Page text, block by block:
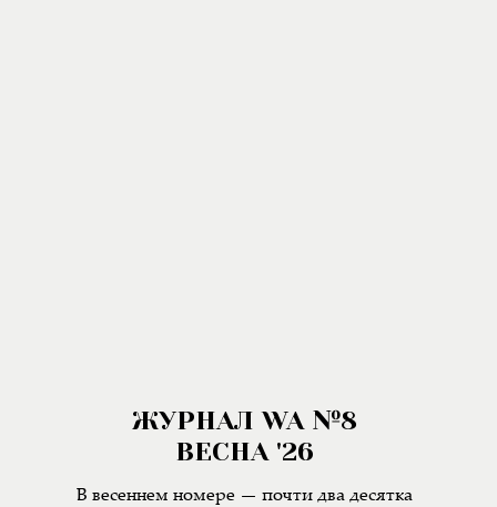
ЖУРНАЛ WA №8
ВЕСНА '26
В весеннем номере — почти два десятка